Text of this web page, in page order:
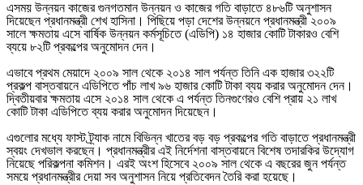
এসময় উন্নয়ন কাজের গুনগতমান উন্নয়ন ও কাজের গতি বাড়াতে ৪৮৬টি অনুশাসন
দিয়েছেন প্রধানমন্ত্রী শেখ হাসিনা। পিছিয়ে পড়া দেশের উন্নয়নে প্রধানমন্ত্রী ২০০৯
সালে ক্ষমতায় এসে বার্ষিক উন্নয়ন কর্মসূচিতে (এডিপি) ১৪ হাজার কোটি টাকারও বেশি
ব্যয়ে ৮২টি প্রকল্পের অনুমোদন দেন।
এভাবে প্রথম মেয়াদে ২০০৯ সাল থেকে ২০১৪ সাল পর্যন্ত তিনি এক হাজার ৩২২টি
প্রকল্প বাস্তবায়নে এডিপিতে পাঁচ লাখ ৯৬ হাজার কোটি টাকা ব্যয় করার অনুমোদন দেন।
দ্বিতীয়বার ক্ষমতায় এসে ২০১৪ সাল থেকে এ পর্যন্ত তিনগুণেরও বেশি প্রায় ২১ লাখ
কোটি টাকা এডিপিতে ব্যয় করার অনুমোদন দিয়েছেন।
এগুলোর মধ্যে ফাস্ট ট্র্যাক নামে বিভিন্ন খাতের বড় বড় প্রকল্পের গতি বাড়াতে প্রধানমন্ত্রী
স্বয়ং দেখভাল করছেন। প্রধানমন্ত্রীর এই নির্দেশনা বাস্তবায়নে বিশেষ তদারকির উদ্যোগ
নিয়েছে পরিকল্পনা কমিশন। এরই অংশ হিসেবে ২০০৯ সাল থেকে এ বছরের জুন পর্যন্ত
সময়ে প্রধানমন্ত্রীর দেয়া সব অনুশাসন নিয়ে প্রতিবেদন তৈরি করা হয়েছে।